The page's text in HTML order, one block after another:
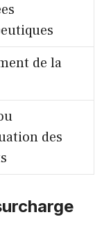
de la
des